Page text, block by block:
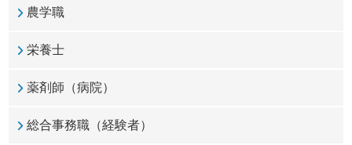
農学職
栄養士
薬剤師（病院）
総合事務職（経験者）